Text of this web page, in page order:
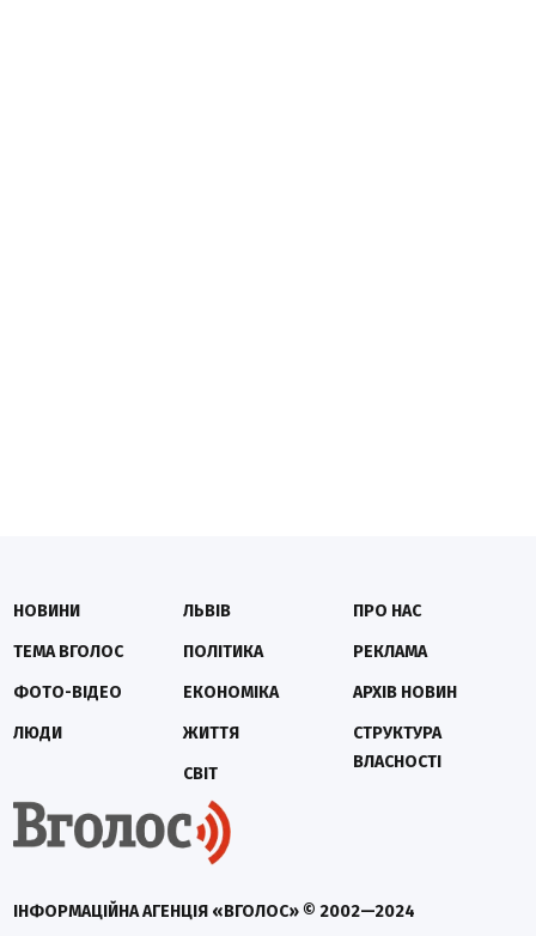
ІНФОРМАЦІЙНА АГЕНЦІЯ «ВГОЛОС» © 2002—2024
НОВИНИ
ТЕМА ВГОЛОС
ФОТО-ВІДЕО
ЛЮДИ
ЛЬВІВ
ПОЛІТИКА
ЕКОНОМІКА
ЖИТТЯ
СВІТ
ПРО НАС
РЕКЛАМА
АРХІВ НОВИН
СТРУКТУРА
ВЛАСНОСТІ